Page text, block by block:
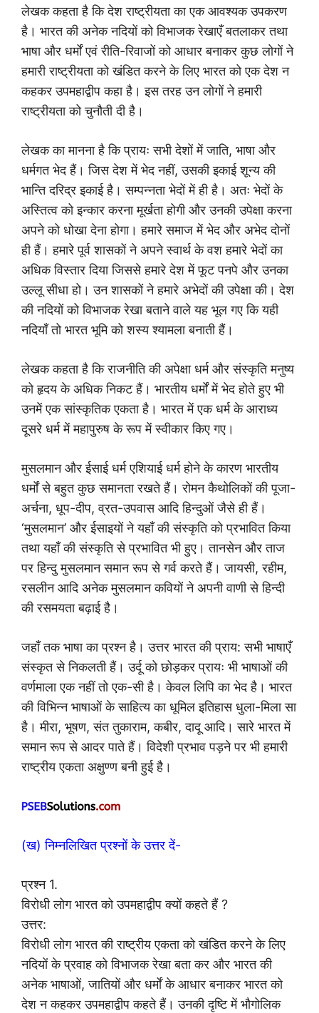
लेखक कहता है कि देश राष्ट्रीयता का एक आवश्यक उपकरण
है। भारत की अनेक नदियों को विभाजक रेखाएँ बतलाकर तथा
भाषा और धर्मों एवं रीति-रिवाजों को आधार बनाकर कुछ लोगों ने
हमारी राष्ट्रीयता को खंडित करने के लिए भारत को एक देश न
कहकर उपमहाद्वीप कहा है। इस तरह उन लोगों ने हमारी
राष्ट्रीयता को चुनौती दी है।
लेखक का मानना है कि प्रायः सभी देशों में जाति, भाषा और
धर्मगत भेद हैं। जिस देश में भेद नहीं, उसकी इकाई शून्य की
भान्ति दरिद्र इकाई है। सम्पन्नता भेदों में ही है। अतः भेदों के
अस्तित्व को इन्कार करना मूर्खता होगी और उनकी उपेक्षा करना
अपने को धोखा देना होगा। हमारे समाज में भेद और अभेद दोनों
ही हैं। हमारे पूर्व शासकों ने अपने स्वार्थ के वश हमारे भेदों का
अधिक विस्तार दिया जिससे हमारे देश में फूट पनपे और उनका
उल्लू सीधा हो। उन शासकों ने हमारे अभेदों की उपेक्षा की। देश
की नदियों को विभाजक रेखा बताने वाले यह भूल गए कि यही
नदियाँ तो भारत भूमि को शस्य श्यामला बनाती हैं।
लेखक कहता है कि राजनीति की अपेक्षा धर्म और संस्कृति मनुष्य
को हृदय के अधिक निकट हैं। भारतीय धर्मों में भेद होते हुए भी
उनमें एक सांस्कृतिक एकता है। भारत में एक धर्म के आराध्य
दूसरे धर्म में महापुरुष के रूप में स्वीकार किए गए।
मुसलमान और ईसाई धर्म एशियाई धर्म होने के कारण भारतीय
धर्मों से बहुत कुछ समानता रखते हैं। रोमन कैथोलिकों की पूजा-
अर्चना, धूप-दीप, व्रत-उपवास आदि हिन्दुओं जैसे ही हैं।
‘मुसलमान’ और ईसाइयों ने यहाँ की संस्कृति को प्रभावित किया
तथा यहाँ की संस्कृति से प्रभावित भी हुए। तानसेन और ताज
पर हिन्दु मुसलमान समान रूप से गर्व करते हैं। जायसी, रहीम,
रसलीन आदि अनेक मुसलमान कवियों ने अपनी वाणी से हिन्दी
की रसमयता बढ़ाई है।
जहाँ तक भाषा का प्रश्न है। उत्तर भारत की प्राय: सभी भाषाएँ
संस्कृत से निकलती हैं। उर्दू को छोड़कर प्रायः भी भाषाओं की
वर्णमाला एक नहीं तो एक-सी है। केवल लिपि का भेद है। भारत
की विभिन्न भाषाओं के साहित्य का धूमिल इतिहास धुला-मिला सा
है। मीरा, भूषण, संत तुकाराम, कबीर, दादू आदि। सारे भारत में
समान रूप से आदर पाते हैं। विदेशी प्रभाव पड़ने पर भी हमारी
राष्ट्रीय एकता अक्षुण्ण बनी हुई है।
(ख) निम्नलिखित प्रश्नों के उत्तर दें-
प्रश्न 1.
विरोधी लोग भारत को उपमहाद्वीप क्यों कहते हैं ?
उत्तर:
विरोधी लोग भारत की राष्ट्रीय एकता को खंडित करने के लिए
नदियों के प्रवाह को विभाजक रेखा बता कर और भारत की
अनेक भाषाओं, जातियों और धर्मों के आधार बनाकर भारत को
देश न कहकर उपमहाद्वीप कहते हैं। उनकी दृष्टि में भौगोलिक